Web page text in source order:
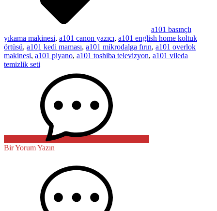
a101 basınçlı
yıkama makinesi, a101 canon yazıcı, a101 english home koltuk
örtüsü, a101 kedi maması, a101 mikrodalga fırın, a101 overlok
makinesi, a101 piyano, a101 toshiba televizyon, a101 vileda
temizlik seti
Bir Yorum Yazın